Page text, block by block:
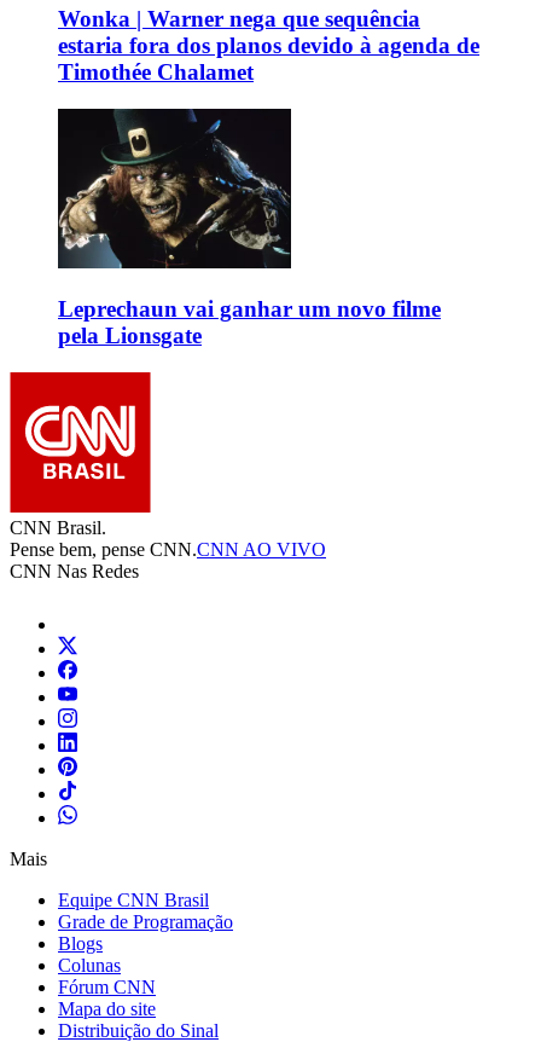
Wonka | Warner nega que sequência
estaria fora dos planos devido à agenda de
Timothée Chalamet
Leprechaun vai ganhar um novo filme
pela Lionsgate
CNN Brasil.
Pense bem, pense CNN.CNN AO VIVO
CNN Nas Redes
Mais
Equipe CNN Brasil
Grade de Programação
Blogs
Colunas
Fórum CNN
Mapa do site
Distribuição do Sinal